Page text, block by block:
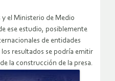
el Ministerio de Medio
ese estudio, posiblemente
de entidades
resultados se podría emitir
la construcción de la presa.